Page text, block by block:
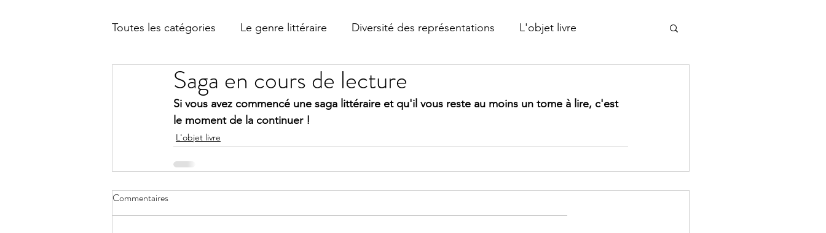
Toutes les catégories Le genre littéraire Diversité des représentations L'objet livre
Le contenuSaga en cours de lecture
Si vous avez commencé une saga littéraire et qu'il vous reste au moins un tome à lire, c'est
le moment de la continuer !
L'objet livre
Commentaires